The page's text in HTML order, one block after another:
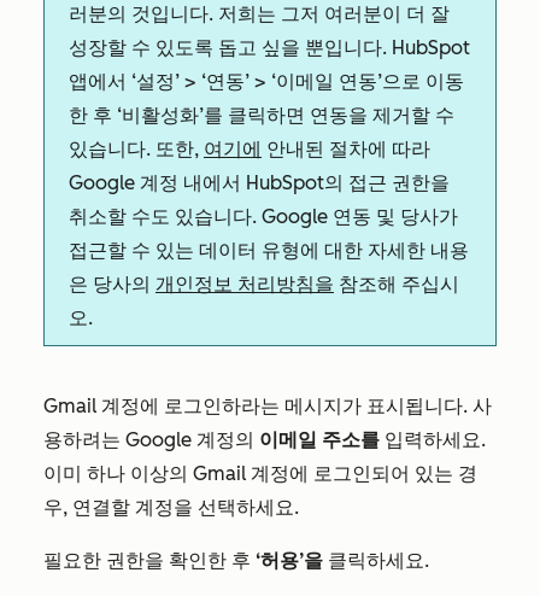
러분의 것입니다. 저희는 그저 여러분이 더 잘
성장할 수 있도록 돕고 싶을 뿐입니다. HubSpot
앱에서 ‘설정’ > ‘연동’ > ‘이메일 연동’으로 이동
한 후 ‘비활성화’를 클릭하면 연동을 제거할 수
있습니다. 또한, 여기에 안내된 절차에 따라
Google 계정 내에서 HubSpot의 접근 권한을
취소할 수도 있습니다. Google 연동 및 당사가
접근할 수 있는 데이터 유형에 대한 자세한 내용
은 당사의 개인정보 처리방침을 참조해 주십시
오.
Gmail 계정에 로그인하라는 메시지가 표시됩니다. 사
용하려는 Google 계정의 이메일 주소를 입력하세요.
이미 하나 이상의 Gmail 계정에 로그인되어 있는 경
우, 연결할 계정을 선택하세요.
필요한 권한을 확인한 후 ‘허용’을 클릭하세요.